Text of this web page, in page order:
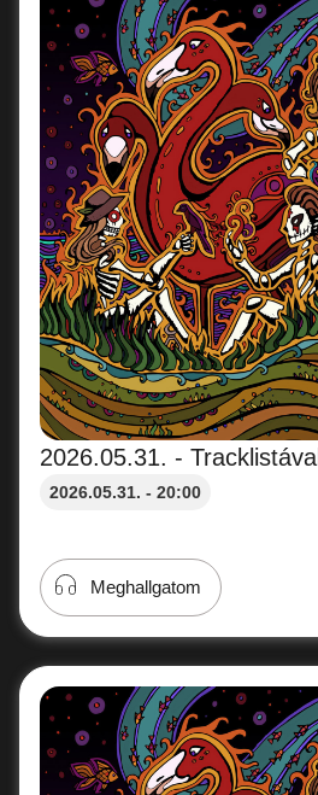
2026.05.31. - Tracklistával
2026.05.31. - 20:00
Meghallgatom